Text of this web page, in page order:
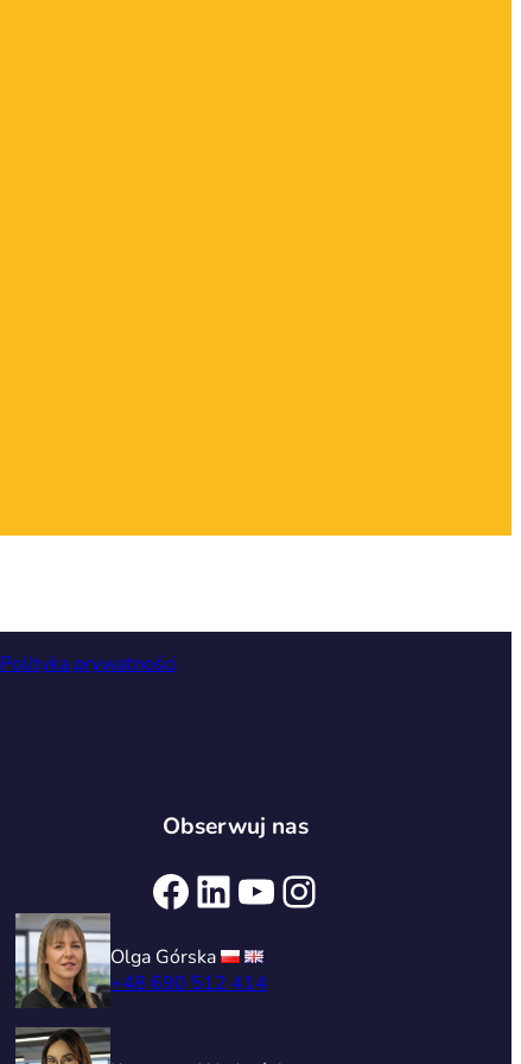
Polityka prywatności
Obserwuj nas
Facebook LinkedIn YouTube Instagram
Olga Górska
+48 690 512 414